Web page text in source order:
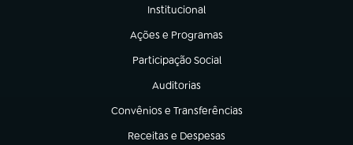
Institucional
(abre em nova aba)
Ações e Programas
(abre em nova aba)
Participação Social
(abre em nova aba)
Auditorias
(abre em nova aba)
Convênios e Transferências
(abre em nova aba)
Receitas e Despesas
(abre em nova aba)